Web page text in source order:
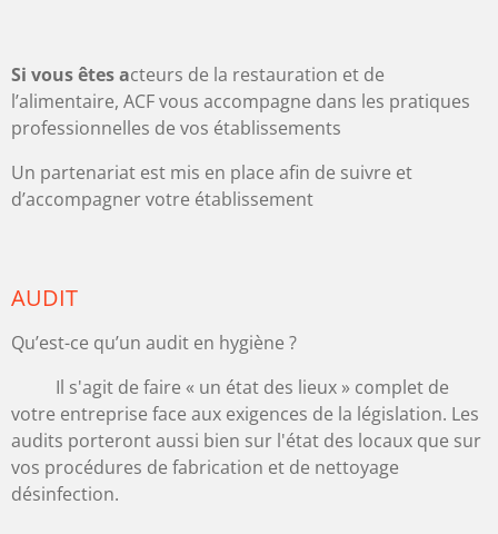
Si vous êtes acteurs de la restauration et de
l’alimentaire, ACF vous accompagne dans les pratiques
professionnelles de vos établissements
Un partenariat est mis en place afin de suivre et
d’accompagner votre établissement
AUDIT
Qu’est-ce qu’un audit en hygiène ?
Il s'agit de faire « un état des lieux » complet de
votre entreprise face aux exigences de la législation. Les
audits porteront aussi bien sur l'état des locaux que sur
vos procédures de fabrication et de nettoyage
désinfection.